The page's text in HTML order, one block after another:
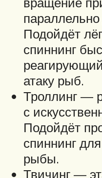
Подойдёт
спиннинг
атаку рыб.
Троллинг —
с
Подойдёт
спиннинг
рыбы.
Твичинг —